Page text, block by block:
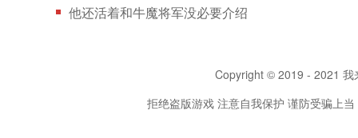
他还活着和牛魔将军没必要介绍
Copyright © 2019 - 2021 我
拒绝盗版游戏 注意自我保护 谨防受骗上